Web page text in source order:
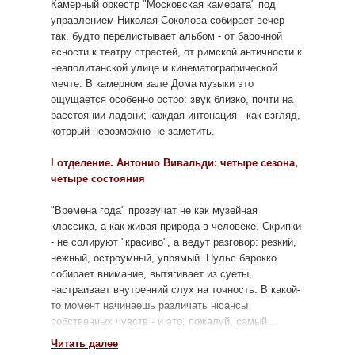
«Джанни Скикки»
Джоаккино Россини
«Неаполитанская
Антонио БацциниРондо «Хоровод гномов»
Луиджи Ардити«Поцецуй»
Роберто ди Марино «Огонь и цветы»
«Vacance Romano»
Нино Рота«Ля дольче вита» Попурри из музыки
*возможны изменения или дополнения в программе
проекта Дмитрия Когана, ставшего художественным
руководителем в 2014 году.
С 2010 года дирижёрский пульт занимает
Николай Соколов, придавая звучанию ансамбля
выразительность и тонкую динамику. В репертуаре
— от барокко до Пьяццоллы и Фролова, а
сценической географией стали ведущие
концертные площадки Москвы и престижные
С оркестром выступают ведущие солисты страны:
Басиния Шульман, Василий Ладюк и другие.
Московская Камерата — это сочетание стиля,
ансамблевой культуры и живой музыкальной
эмоции.
Художественный руководитель и дирижер –
заслуженный артист России Николай Соколов
Максим ФЕДОРОВ (бандонеон)
Камерный оркестр "Московская камерата" под
управлением Николая Соколова собирает вечер
так, будто перелистывает альбом - от барочной
ясности к театру страстей, от римской античности к
неаполитанской улице и кинематографической
мечте. В камерном зале Дома музыки это
ощущается особенно остро: звук близко, почти на
расстоянии ладони; каждая интонация - как взгляд,
который невозможно не заметить.
I отделение. Антонио Вивальди: четыре сезона,
четыре состояния
"Времена года" прозвучат не как музейная
классика, а как живая природа в человеке. Скрипки
- не солируют "красиво", а ведут разговор: резкий,
нежный, остроумный, упрямый. Пульс барокко
собирает внимание, вытягивает из суеты,
настраивает внутренний слух на точность. В какой-
то момент начинаешь различать нюансы
собственных чувств - и это, пожалуй, самый
итальянский жест: быть эмоциональным, оставаясь
Читать далее